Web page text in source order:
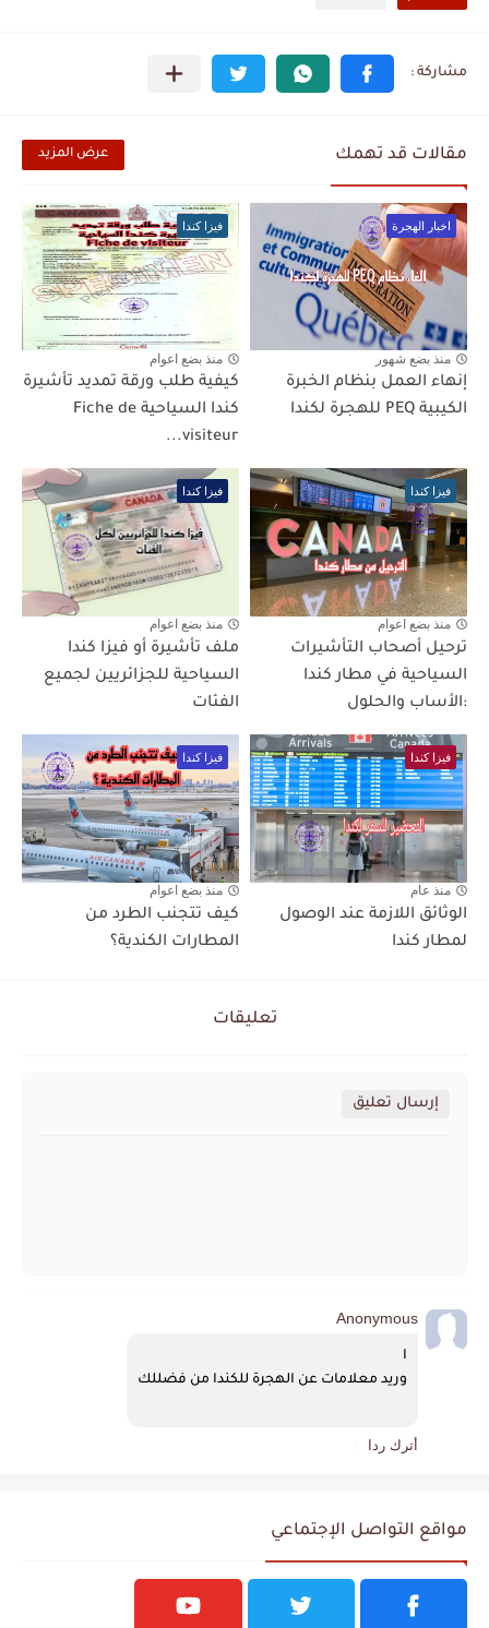
مقالات قد تهمك عرض المزيد
اخبار الهجرة
منذ بضع شهور
إنهاء العمل بنظام الخبرة
الكيبية PEQ للهجرة لكندا
فيزا كندا
منذ بضع اعوام
كيفية طلب ورقة تمديد تأشيرة
كندا السياحية Fiche de
visiteur...
فيزا كندا
منذ بضع اعوام
ترحيل أصحاب التأشيرات
السياحية في مطار كندا
:الأساب والحلول
فيزا كندا
منذ بضع اعوام
ملف تأشيرة أو فيزا كندا
السياحية للجزائريين لجميع
الفئات
فيزا كندا
منذ عام
الوثائق اللازمة عند الوصول
لمطار كندا
فيزا كندا
منذ بضع اعوام
كيف تتجنب الطرد من
المطارات الكندية؟
تعليقات
إرسال تعليق
Anonymous
ا
وريد معلامات عن الهجرة للكندا من فضللك
أترك ردا
مواقع التواصل الإجتماعي